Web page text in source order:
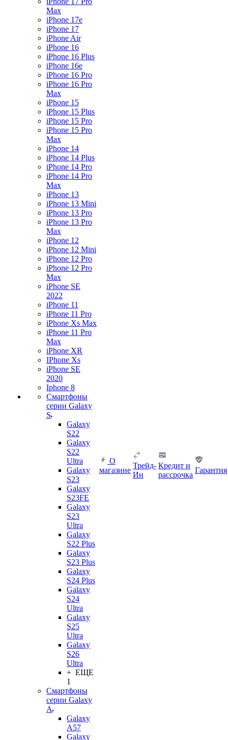
Max
iPhone 17e
iPhone 17
iPhone Air
iPhone 16
iPhone 16 Plus
iPhone 16e
iPhone 16 Pro
iPhone 16 Pro
Max
iPhone 15
iPhone 15 Plus
iPhone 15 Pro
iPhone 15 Pro
Max
iPhone 14
iPhone 14 Plus
iPhone 14 Pro
iPhone 14 Pro
Max
iPhone 13
iPhone 13 Mini
iPhone 13 Pro
iPhone 13 Pro
Max
iPhone 12
iPhone 12 Mini
iPhone 12 Pro
iPhone 12 Pro
Max
iPhone SE
2022
iPhone 11
iPhone 11 Pro
iPhone Xs Max
iPhone 11 Pro
Max
iPhone XR
IPhone Xs
iPhone SE
2020
Iphone 8
Смартфоны
серии Galaxy
S
Galaxy
S22
Galaxy
S22
Ultra
Galaxy
S23
Galaxy
S23FE
Galaxy
S23
Ultra
Galaxy
S22 Plus
Galaxy
S23 Plus
Galaxy
S24 Plus
Galaxy
S24
Ultra
Galaxy
S25
Ultra
Galaxy
S26
Ultra
+ ЕЩЕ
1
Смартфоны
серии Galaxy
A
Galaxy
A57
Galaxy
О
магазине
Трейд-
Ин
Кредит и
рассрочка
Гарантия